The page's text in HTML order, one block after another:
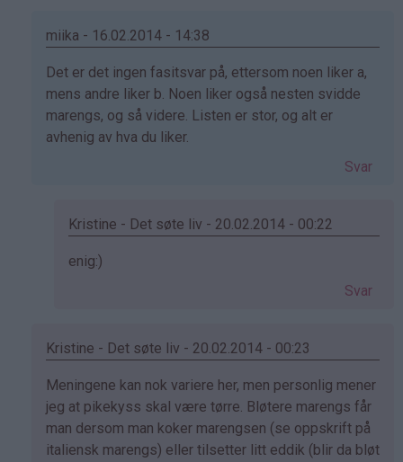
miika - 16.02.2014 - 14:38
Som
svar
på
av
Det er det ingen fasitsvar på, ettersom noen liker a,
mens andre liker b. Noen liker også nesten svidde
marengs, og så videre. Listen er stor, og alt er
avhenig av hva du liker.
Svar
Kristine - Det søte liv - 20.02.2014 - 00:22
Som
miika
bekreftet)
enig:)
Svar
Kristine - Det søte liv - 20.02.2014 - 00:23
Som
svar
på
av
Meningene kan nok variere her, men personlig mener
jeg at pikekyss skal være tørre. Bløtere marengs får
man dersom man koker marengsen (se oppskrift på
italiensk marengs) eller tilsetter litt eddik (blir da bløt